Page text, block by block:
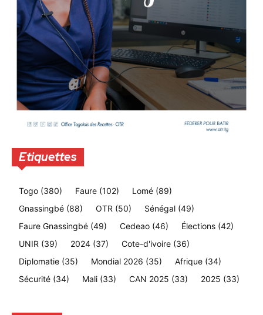
Etiquettes
Togo (380) Faure (102) Lomé (89)
Gnassingbé (88) OTR (50) Sénégal (49)
Faure Gnassingbé (49) Cedeao (46) Élections (42)
UNIR (39) 2024 (37) Cote-d'ivoire (36)
Diplomatie (35) Mondial 2026 (35) Afrique (34)
Sécurité (34) Mali (33) CAN 2025 (33) 2025 (33)